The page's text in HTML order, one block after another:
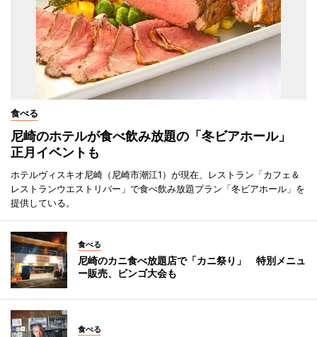
食べる
尼崎のホテルが食べ飲み放題の「冬ビアホール」
正月イベントも
ホテルヴィスキオ尼崎（尼崎市潮江1）が現在、レストラン「カフェ＆
レストランウエストリバー」で食べ飲み放題プラン「冬ビアホール」を
提供している。
食べる
尼崎のカニ食べ放題店で「カニ祭り」 特別メニュ
ー販売、ビンゴ大会も
食べる